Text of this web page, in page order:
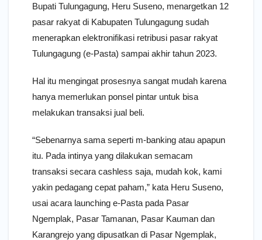
Bupati Tulungagung, Heru Suseno, menargetkan 12
pasar rakyat di Kabupaten Tulungagung sudah
menerapkan elektronifikasi retribusi pasar rakyat
Tulungagung (e-Pasta) sampai akhir tahun 2023.
Hal itu mengingat prosesnya sangat mudah karena
hanya memerlukan ponsel pintar untuk bisa
melakukan transaksi jual beli.
“Sebenarnya sama seperti m-banking atau apapun
itu. Pada intinya yang dilakukan semacam
transaksi secara cashless saja, mudah kok, kami
yakin pedagang cepat paham,” kata Heru Suseno,
usai acara launching e-Pasta pada Pasar
Ngemplak, Pasar Tamanan, Pasar Kauman dan
Karangrejo yang dipusatkan di Pasar Ngemplak,